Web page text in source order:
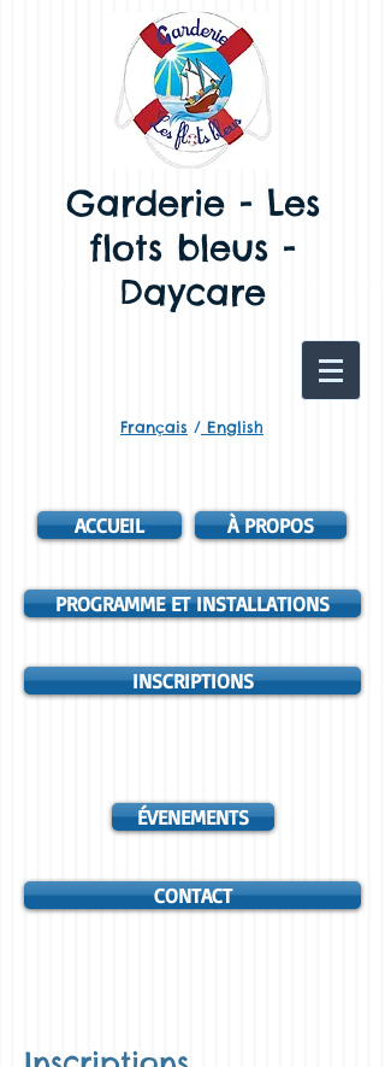
Garderie - Les
flots bleus -
Daycare
Français / English
ACCUEIL À PROPOS
PROGRAMME ET INSTALLATIONS
INSCRIPTIONS
ÉVENEMENTS
CONTACT